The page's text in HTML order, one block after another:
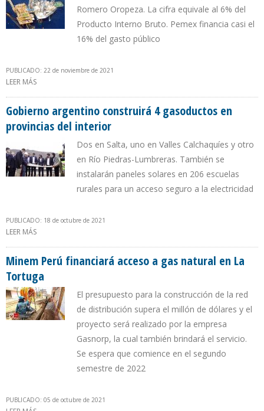
Romero Oropeza. La cifra equivale al 6% del
Producto Interno Bruto. Pemex financia casi el
16% del gasto público
PUBLICADO: 22 de noviembre de 2021
LEER MÁS
Gobierno argentino construirá 4 gasoductos en
provincias del interior
Dos en Salta, uno en Valles Calchaquíes y otro
en Río Piedras-Lumbreras. También se
instalarán paneles solares en 206 escuelas
rurales para un acceso seguro a la electricidad
PUBLICADO: 18 de octubre de 2021
LEER MÁS
Minem Perú financiará acceso a gas natural en La
Tortuga
El presupuesto para la construcción de la red
de distribución supera el millón de dólares y el
proyecto será realizado por la empresa
Gasnorp, la cual también brindará el servicio.
Se espera que comience en el segundo
semestre de 2022
PUBLICADO: 05 de octubre de 2021